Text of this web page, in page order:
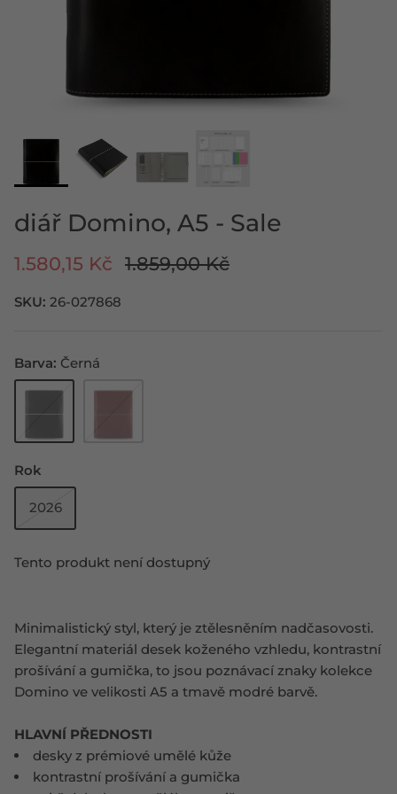
ROZPOČET SE SAFFIANO ZIP
PAPÍRY A PŘÍSLUŠENSTVÍ PRO
KOUPIT PLÁNOVAČ
KOUPIT NÁPLŇ DO PORTFOLIA
KOUPIT NÁPLŇ DO ZÁPISNÍKU
KOUPIT ARCHIVAČNÍ POŘADAČ
diář Domino, A5 - Sale
1.580,15 Kč 1.859,00 Kč
SKU: 26-027868
Barva Černá
Černá
Červená
Rok
2026
Tento produkt není dostupný
Minimalistický styl, který je ztělesněním nadčasovosti.
Elegantní materiál desek koženého vzhledu, kontrastní
prošívání a gumička, to jsou poznávací znaky kolekce
Domino ve velikosti A5 a tmavě modré barvě.
HLAVNÍ PŘEDNOSTI
desky z prémiové umělé kůže
kontrastní prošívání a gumička